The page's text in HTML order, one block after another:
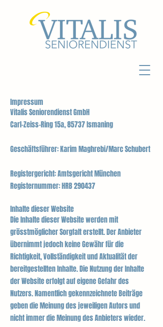
Impressum
Vitalis Seniorendienst GmbH
Carl-Zeiss-Ring 15a, 85737 Ismaning
Geschäftsführer: Karim Maghrebi/Marc Schubert
Registergericht: Amtsgericht München
Registernummer: HRB 290437
Inhalte dieser Website
Die Inhalte dieser Website werden mit
grösstmöglicher Sorgfalt erstellt. Der Anbieter
übernimmt jedoch keine Gewähr für die
Richtigkeit, Vollständigkeit und Aktualität der
bereitgestellten Inhalte. Die Nutzung der Inhalte
der Website erfolgt auf eigene Gefahr des
Nutzers. Namentlich gekennzeichnete Beiträge
geben die Meinung des jeweiligen Autors und
nicht immer die Meinung des Anbieters wieder.